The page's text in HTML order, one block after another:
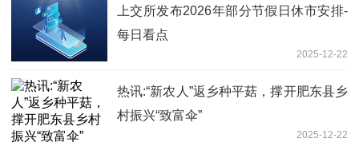
上交所发布2026年部分节假日休市安排-
每日看点
2025-12-22
热讯:“新农人”返乡种平菇，撑开肥东县乡
村振兴“致富伞”
2025-12-22